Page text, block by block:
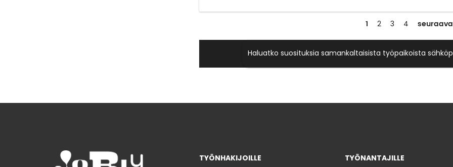
1 2 3 4 seuraava
Haluatko suosituksia samankaltaisista työpaikoista
TYÖNHAKIJOILLE TYÖNANTAJILLE